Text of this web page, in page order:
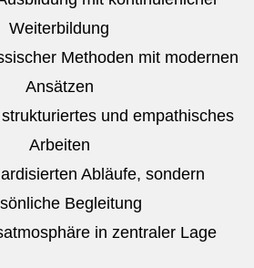
Weiterbildung
Methoden mit modernen
Ansätzen
und empathisches
Arbeiten
Abläufe, sondern
Begleitung
in zentraler Lage